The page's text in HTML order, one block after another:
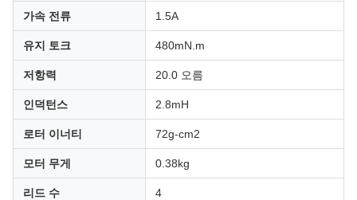
가속 전류 1.5A
유지 토크 480mN.m
저항력 20.0 오름
인덕턴스 2.8mH
로터 이너티 72g-cm2
모터 무게 0.38kg
리드 수 4